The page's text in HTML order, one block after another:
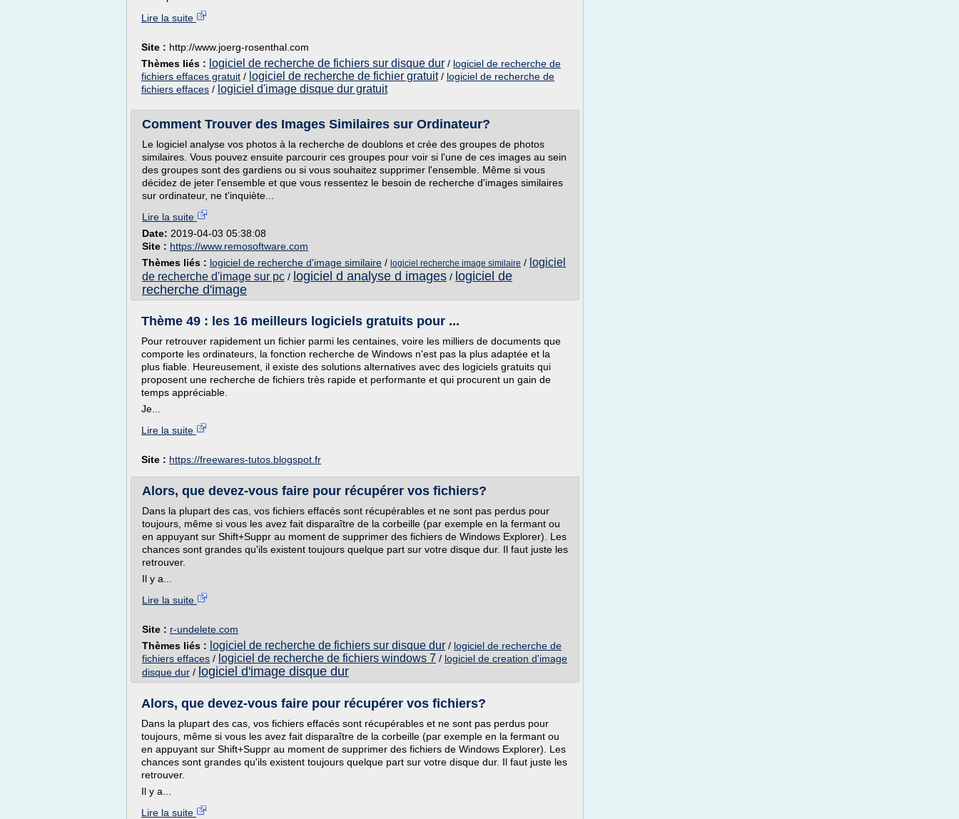
Lire la suite
Site : http://www.joerg-rosenthal.com
Thèmes liés : logiciel de recherche de fichiers sur disque dur / logiciel de recherche de
fichiers effaces gratuit / logiciel de recherche de fichier gratuit/ logiciel de recherche de
fichiers effaces / logiciel d'image disque dur gratuit
Comment Trouver des Images Similaires sur Ordinateur?
Le logiciel analyse vos photos à la recherche de doublons et crée des groupes de photos
similaires. Vous pouvez ensuite parcourir ces groupes pour voir si l'une de ces images au sein
des groupes sont des gardiens ou si vous souhaitez supprimer l'ensemble. Même si vous
décidez de jeter l'ensemble et que vous ressentez le besoin de recherche d'images similaires
sur ordinateur, ne t'inquiète...
Lire la suite
Date: 2019-04-03 05:38:08
Site : https://www.remosoftware.com
Thèmes liés : logiciel de recherche d'image similaire / logiciel recherche image similaire / logiciel
de recherche d'image sur pc / logiciel d analyse d images / logiciel de
recherche d'image
Thème 49 : les 16 meilleurs logiciels gratuits pour ...
Pour retrouver rapidement un fichier parmi les centaines, voire les milliers de documents que
comporte les ordinateurs, la fonction recherche de Windows n'est pas la plus adaptée et la
plus fiable. Heureusement, il existe des solutions alternatives avec des logiciels gratuits qui
proposent une recherche de fichiers très rapide et performante et qui procurent un gain de
temps appréciable.
Je...
Lire la suite
Site : https://freewares-tutos.blogspot.fr
Alors, que devez-vous faire pour récupérer vos fichiers?
Dans la plupart des cas, vos fichiers effacés sont récupérables et ne sont pas perdus pour
toujours, même si vous les avez fait disparaître de la corbeille (par exemple en la fermant ou
en appuyant sur Shift+Suppr au moment de supprimer des fichiers de Windows Explorer). Les
chances sont grandes qu'ils existent toujours quelque part sur votre disque dur. Il faut juste les
retrouver.
Il y a...
Lire la suite
Site : r-undelete.com
Thèmes liés : logiciel de recherche de fichiers sur disque dur / logiciel de recherche de
fichiers effaces / logiciel de recherche de fichiers windows 7 / logiciel de creation d'image
disque dur / logiciel d'image disque dur
Alors, que devez-vous faire pour récupérer vos fichiers?
Dans la plupart des cas, vos fichiers effacés sont récupérables et ne sont pas perdus pour
toujours, même si vous les avez fait disparaître de la corbeille (par exemple en la fermant ou
en appuyant sur Shift+Suppr au moment de supprimer des fichiers de Windows Explorer). Les
chances sont grandes qu'ils existent toujours quelque part sur votre disque dur. Il faut juste les
retrouver.
Il y a...
Lire la suite